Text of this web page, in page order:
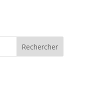
Rechercher